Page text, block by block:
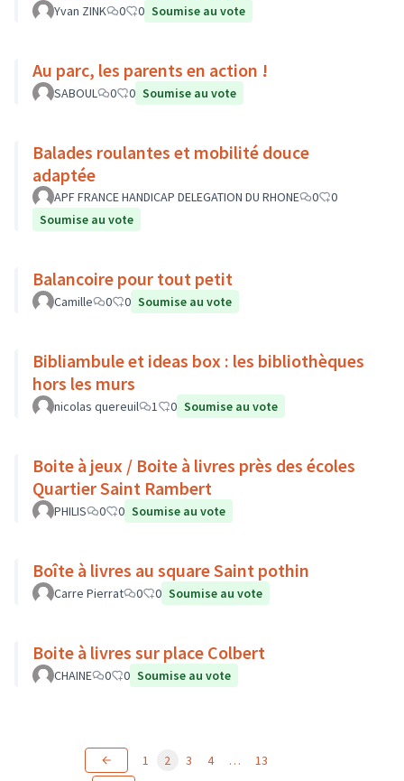
Yvan ZINK 0 0 Soumise au vote
Au parc, les parents en action !
SABOUL 0 0 Soumise au vote
Balades roulantes et mobilité douce
adaptée
APF FRANCE HANDICAP DELEGATION DU RHONE 0
0
Soumise au vote
Balancoire pour tout petit
Camille 0 0 Soumise au vote
Bibliambule et ideas box : les bibliothèques
hors les murs
nicolas quereuil 1 0 Soumise au vote
Boite à jeux / Boite à livres près des écoles
Quartier Saint Rambert
PHILIS 0 0 Soumise au vote
Boîte à livres au square Saint pothin
Carre Pierrat 0 0 Soumise au vote
Boite à livres sur place Colbert
CHAINE 0 0 Soumise au vote
1 2 3 4 … 13